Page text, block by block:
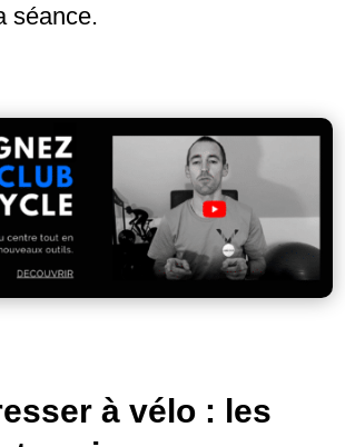
séance.
à vélo : les